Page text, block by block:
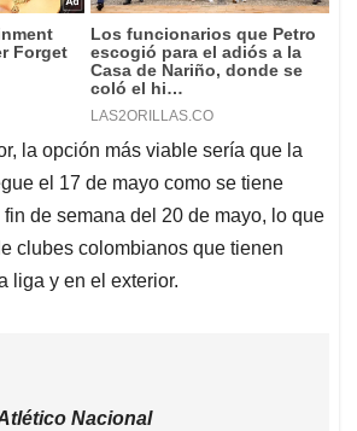
la opción más viable sería que la
el 17 de mayo como se tiene
de semana del 20 de mayo, lo que
clubes colombianos que tienen
liga y en el exterior.
Nacional